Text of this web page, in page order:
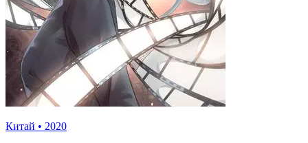
Китай • 2020